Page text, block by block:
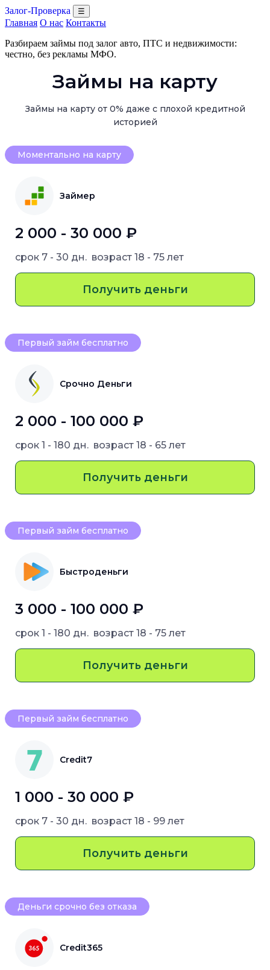
Залог-Проверка ☰
Главная О нас Контакты
Разбираем займы под залог авто, ПТС и недвижимости:
честно, без рекламы МФО.
Займы на карту
Займы на карту от 0% даже с плохой кредитной
историей
Моментально на карту
Займер
2 000 - 30 000 ₽
срок 7 - 30 дн. возраст 18 - 75 лет
Получить деньги
Первый займ бесплатно
Срочно Деньги
2 000 - 100 000 ₽
срок 1 - 180 дн. возраст 18 - 65 лет
Получить деньги
Первый займ бесплатно
Быстроденьги
3 000 - 100 000 ₽
срок 1 - 180 дн. возраст 18 - 75 лет
Получить деньги
Первый займ бесплатно
Credit7
1 000 - 30 000 ₽
срок 7 - 30 дн. возраст 18 - 99 лет
Получить деньги
Деньги срочно без отказа
Credit365